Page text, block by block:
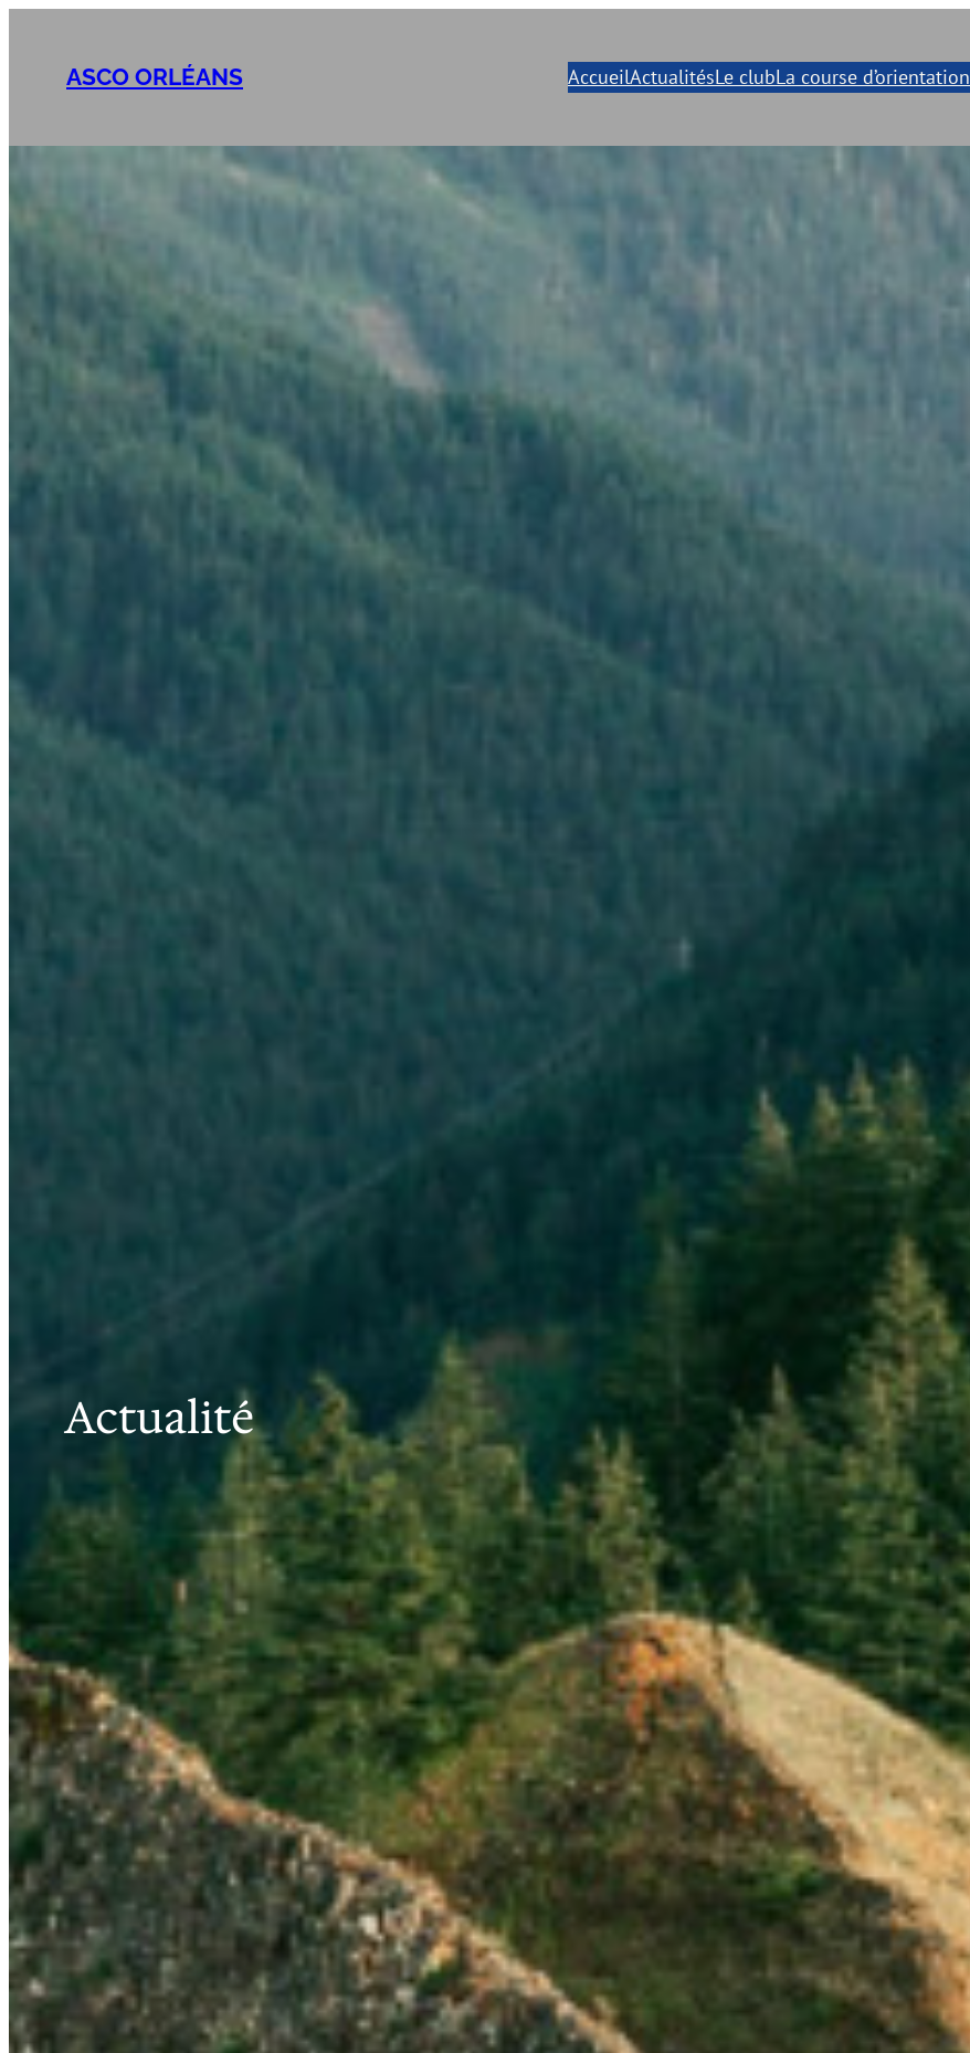
contenuASCO ORLÉANS AccueilActualitésLe clubLa course d’orientation
Actualité